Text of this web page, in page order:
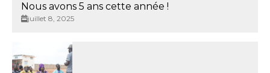
Nous avons 5 ans cette année !
juillet 8, 2025